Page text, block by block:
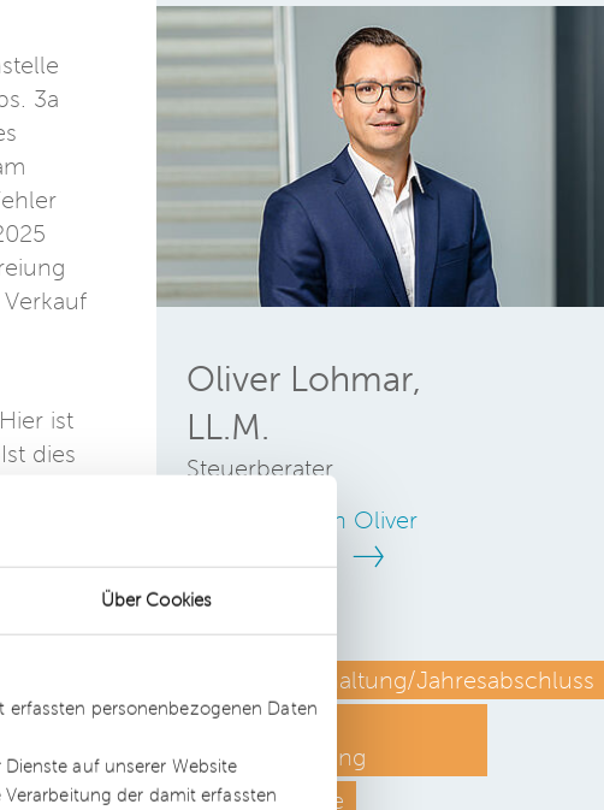
Über Cookies
erfassten personenbezogenen Daten
auf unserer Website
der damit erfassten
3a
ist
dies
in
Oliver Lohmar,
LL.M.
Steuerberater
Zum Profil von Oliver
Finanzbuchhaltung/Jahresabschluss
Gestaltende
Steuerberatung
E-Commerce